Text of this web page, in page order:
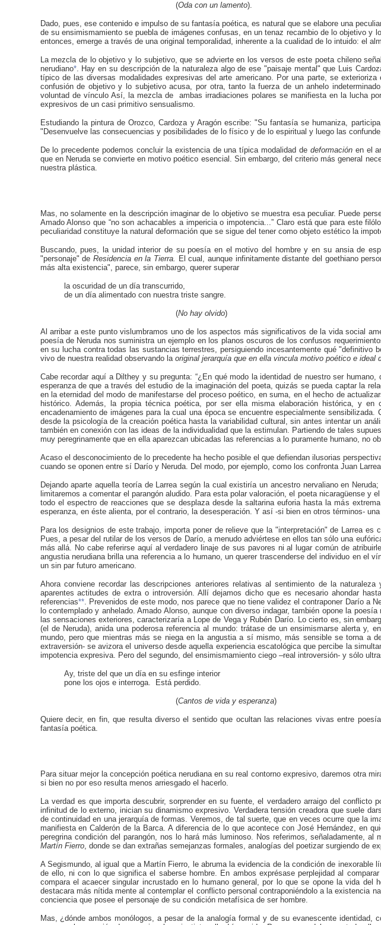
(Oda con un lamento).
Dado, pues, ese contenido e impulso de su fantasía poética, es natural que se elabore una
de su ensimismamiento se puebla de imágenes confusas, en un tenaz recambio de lo objetivo
entonces, emerge a través de una original temporalidad, inherente a la cualidad de lo intuido: el
La mezcla de lo objetivo y lo subjetivo, que se advierte en los versos de este poeta chileno
nerudiano*. Hay en su descripción de la naturaleza algo de ese "paisaje mental" que Luis
típico de las diversas modalidades expresivas del arte americano. Por una parte, se
confusión de objetivo y lo subjetivo acusa, por otra, tanto la fuerza de un anhelo
voluntad de vínculo Así, la mezcla de ambas irradiaciones polares se manifiesta en la lucha
expresivos de un casi primitivo sensualismo.
Estudiando la pintura de Orozco, Cardoza y Aragón escribe: "Su fantasía se humaniza,
"Desenvuelve las consecuencias y posibilidades de lo físico y de lo espiritual y luego las
De lo precedente podemos concluir la existencia de una típica modalidad de deformación en el
que en Neruda se convierte en motivo poético esencial. Sin embargo, del criterio más general
nuestra plástica.
Mas, no solamente en la descripción imaginar de lo objetivo se muestra esa peculiar. Puede
Amado Alonso que “no son achacables a impericia o impotencia...” Claro está que para este
peculiaridad constituye la natural deformación que se sigue del tener como objeto estético la
Buscando, pues, la unidad interior de su poesía en el motivo del hombre y en su ansia de
"personaje" de Residencia en la Tierra. El cual, aunque infinitamente distante del goethiano
más alta existencia", parece, sin embargo, querer superar
la oscuridad de un día transcurrido,
de un día alimentado con nuestra triste sangre.
(No hay olvido)
Al arribar a este punto vislumbramos uno de los aspectos más significativos de la vida social
poesía de Neruda nos suministra un ejemplo en los planos oscuros de los confusos
en su lucha contra todas las sustancias terrestres, persiguiendo incesantemente qué
vivo de nuestra realidad observando la original jerarquía que en ella vincula motivo poético e ideal
Cabe recordar aquí a Dilthey y su pregunta: “¿En qué modo la identidad de nuestro ser
esperanza de que a través del estudio de la imaginación del poeta, quizás se pueda captar la
en la eternidad del modo de manifestarse del proceso poético, en suma, en el hecho de
histórico. Además, la propia técnica poética, por ser ella misma elaboración histórica, y
encadenamiento de imágenes para la cual una época se encuentre especialmente
desde la psicología de la creación poética hasta la variabilidad cultural, sin antes intentar un
también en conexión con las ideas de la individualidad que la estimulan. Partiendo de tales
muy peregrinamente que en ella aparezcan ubicadas las referencias a lo puramente humano, no
Acaso el desconocimiento de lo precedente ha hecho posible el que defiendan ilusorias
cuando se oponen entre sí Darío y Neruda. Del modo, por ejemplo, como los confronta Juan
Dejando aparte aquella teoría de Larrea según la cual existiría un ancestro nervaliano en
limitaremos a comentar el parangón aludido. Para esta polar valoración, el poeta nicaragüense
todo el espectro de reacciones que se desplaza desde la saltarina euforia hasta la más
esperanza, en éste alienta, por el contrario, la desesperación. Y así -si bien en otros términos-
Para los designios de este trabajo, importa poner de relieve que la "interpretación" de Larrea
Pues, a pesar del rutilar de los versos de Darío, a menudo adviértese en ellos tan sólo una
más allá. No cabe referirse aquí al verdadero linaje de sus pavores ni al lugar común de
angustia nerudiana brilla una referencia a lo humano, un querer trascenderse del individuo en
un sin par futuro americano.
Ahora conviene recordar las descripciones anteriores relativas al sentimiento de la
aparentes actitudes de extra o introversión. Allí dejamos dicho que es necesario ahondar
referencias**. Prevenidos de este modo, nos parece que no tiene validez el contraponer Darío a
lo contemplado y anhelado. Amado Alonso, aunque con diverso indagar, también opone la
las sensaciones exteriores, caracterizaría a Lope de Vega y Rubén Darío. Lo cierto es, sin
(el de Neruda), anida una poderosa referencia al mundo: trátase de un ensimismarse alerta
mundo, pero que mientras más se niega en la angustia a sí mismo, más sensible se torna a
extraversión- se avizora el universo desde aquella experiencia escatológica que percibe la
impotencia expresiva. Pero del segundo, del ensimismamiento ciego –real introversión- y sólo
Ay, triste del que un día en su esfinge interior
pone los ojos e interroga. Está perdido.
(Cantos de vida y esperanza)
Quiere decir, en fin, que resulta diverso el sentido que ocultan las relaciones vivas entre
fantasía poética.
Para situar mejor la concepción poética nerudiana en su real contorno expresivo, daremos otra
si bien no por eso resulta menos arriesgado el hacerlo.
La verdad es que importa descubrir, sorprender en su fuente, el verdadero arraigo del
infinitud de lo externo, inician su dinamismo expresivo. Verdadera tensión creadora que suele
de continuidad en una jerarquía de formas. Veremos, de tal suerte, que en veces ocurre que la
manifiesta en Calderón de la Barca. A diferencia de lo que acontece con José Hernández, en
peregrina condición del parangón, nos lo hará más luminoso. Nos referimos, señaladamente, al
Martín Fierro, donde se dan extrañas semejanzas formales, analogías del poetizar surgiendo de
A Segismundo, al igual que a Martín Fierro, le abruma la evidencia de la condición de
de ello, ni con lo que significa el saberse hombre. En ambos exprésase perplejidad al
compara el acaecer singular incrustado en lo humano general, por lo que se opone la vida
destacara más nítida mente al contemplar el conflicto personal contraponiéndolo a la existencia
conciencia que posee el personaje de su condición metafísica de ser hombre.
Mas, ¿dónde ambos monólogos, a pesar de la analogía formal y de su evanescente